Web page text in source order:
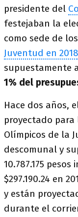
presidente del
festejaban la
como sede de los
Juventud en 2018
supuestamente
1% del
Hace dos años,
proyectado para
Olímpicos de la
descomunal y
10.787.175
$297.190.24 en
y están
durante el